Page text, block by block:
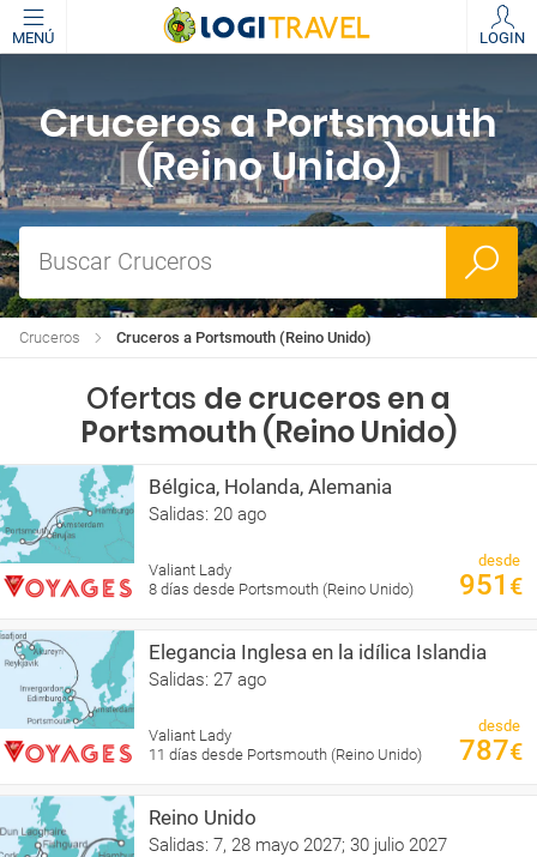
MENÚ LOGIN
Cruceros a Portsmouth
(Reino Unido)
Buscar Cruceros
Cruceros a Portsmouth (Reino Unido)
Cruceros
Ofertas de cruceros en a
Portsmouth (Reino Unido)
Bélgica, Holanda, Alemania
Salidas: 20 ago
Valiant Lady
8 días desde Portsmouth (Reino Unido)
desde
951 €
Elegancia Inglesa en la idílica Islandia
Salidas: 27 ago
Valiant Lady
11 días desde Portsmouth (Reino Unido)
desde
787€
Reino Unido
Salidas: 7, 28 mayo 2027; 30 julio 2027